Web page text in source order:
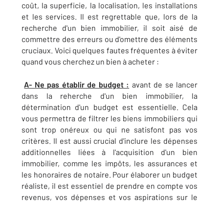
coût, la superficie, la localisation, les installations
et les services. Il est regrettable que, lors de la
recherche d'un bien immobilier, il soit aisé de
commettre des erreurs ou d'omettre des éléments
cruciaux. Voici quelques fautes fréquentes à éviter
quand vous cherchez un bien à acheter :
A- Ne pas établir de budget : avant de se lancer
dans la reherche d'un bien immobilier, la
détermination d'un budget est essentielle. Cela
vous permettra de filtrer les biens immobiliers qui
sont trop onéreux ou qui ne satisfont pas vos
critères. Il est aussi crucial d'inclure les dépenses
additionnelles liées à l'acquisition d'un bien
immobilier, comme les impôts, les assurances et
les honoraires de notaire. Pour élaborer un budget
réaliste, il est essentiel de prendre en compte vos
revenus, vos dépenses et vos aspirations sur le